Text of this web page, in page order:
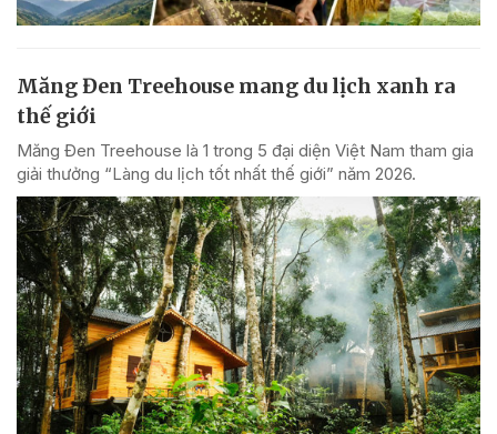
Măng Đen Treehouse mang du lịch xanh ra
thế giới
Măng Đen Treehouse là 1 trong 5 đại diện Việt Nam tham gia
giải thưởng “Làng du lịch tốt nhất thế giới” năm 2026.